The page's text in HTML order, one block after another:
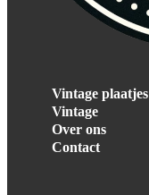
Vintage plaatjes
Vintage
Over ons
Contact